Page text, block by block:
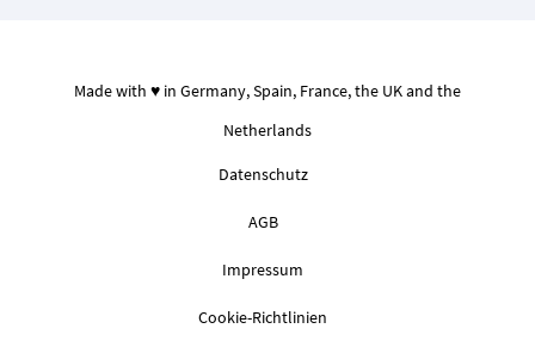
Made with ♥ in Germany, Spain, France, the UK and the
Netherlands
Datenschutz
AGB
Impressum
Cookie-Richtlinien